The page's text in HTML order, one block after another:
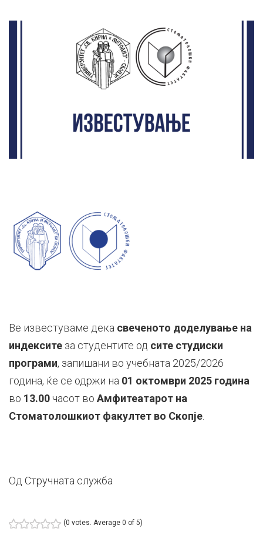
Ве известуваме дека свеченото доделување на
индекситеза студентите од сите студиски
програми, запишани во учебната 2025/2026
година, ќе се одржи на 01 октомври 2025 година
во 13.00часот во Амфитеатарот на
Стоматолошкиот факултет во Скопје.
Од Стручната служба
(0 votes. Average 0 of 5)